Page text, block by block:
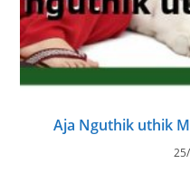
Aja Nguthik uthik